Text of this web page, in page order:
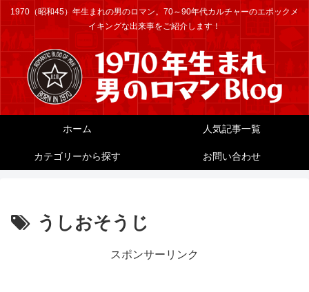
1970（昭和45）年生まれの男のロマン。70～90年代カルチャーのエポックメ
イキングな出来事をご紹介します！
ホーム 人気記事一覧
カテゴリーから探す お問い合わせ
うしおそうじ
スポンサーリンク